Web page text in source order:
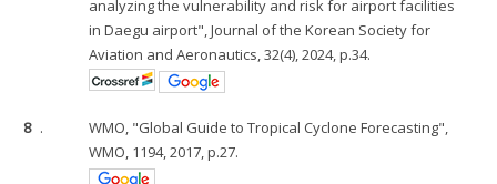
analyzing the vulnerability and risk for airport facilities
in Daegu airport", Journal of the Korean Society for
Aviation and Aeronautics, 32(4), 2024, p.34.
8 .
WMO, "Global Guide to Tropical Cyclone Forecasting",
WMO, 1194, 2017, p.27.